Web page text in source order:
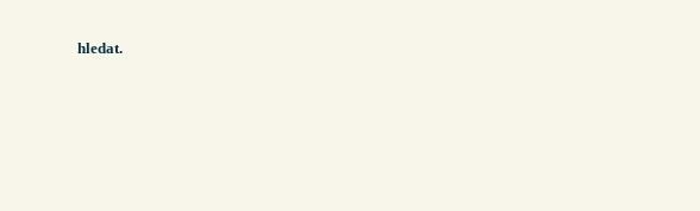
hledat.